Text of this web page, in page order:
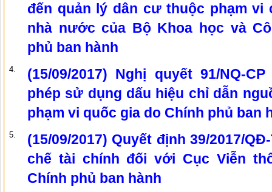
đến quản lý dân cư thuộc phạm vi
nhà nước của Bộ Khoa học và
phủ ban hành
4.
(15/09/2017) Nghị quyết 91/NQ-
phép sử dụng dấu hiệu chỉ dẫn
phạm vi quốc gia do Chính phủ ban
5.
(15/09/2017) Quyết định 39/2017/
chế tài chính đối với Cục Viễn
Chính phủ ban hành